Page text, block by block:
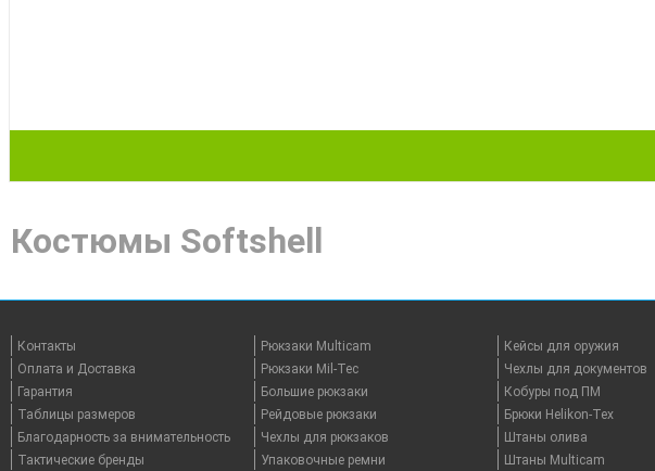
Костюмы Softshell
Контакты
Оплата и Доставка
Гарантия
Таблицы размеров
Благодарность за внимательность
Тактические бренды
Рюкзаки Multicam
Рюкзаки Mil-Tec
Большие рюкзаки
Рейдовые рюкзаки
Чехлы для рюкзаков
Упаковочные ремни
Кейсы для оружия
Чехлы для документов
Кобуры под ПМ
Брюки Helikon-Tex
Штаны олива
Штаны Multicam